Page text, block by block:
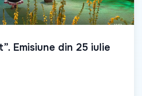
Emisiune din 25 iulie